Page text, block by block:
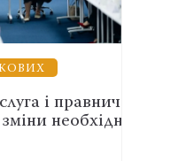
і правнича
необхідні